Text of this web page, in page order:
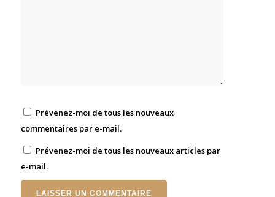
Prévenez-moi de tous les nouveaux
commentaires par e-mail.
Prévenez-moi de tous les nouveaux articles par
e-mail.